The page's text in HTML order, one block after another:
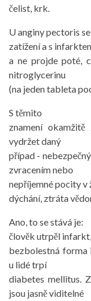
čelist, krk.
U anginy pectoris
zatížení a s
a ne projde poté,
nitroglycerinu
(na jeden tableta
S těmito
znamení okamžitě
vydržet daný
případ -
zvracením nebo
nepříjemné pocity v
dýchání, ztráta
Ano, to se stává je:
člověk utrpěl
bezbolestná forma
u lidé trpí
diabetes mellitus.
jsou jasně viditelné